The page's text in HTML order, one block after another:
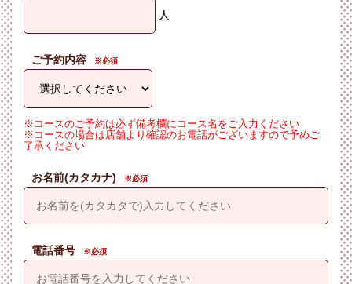
人
ご予約内容
※コースのご予約は必ず備考欄にコース名をご入力ください
※コースの場合は店舗より確認のお電話がございますので予めご
了承ください
お名前(カタカナ)
電話番号